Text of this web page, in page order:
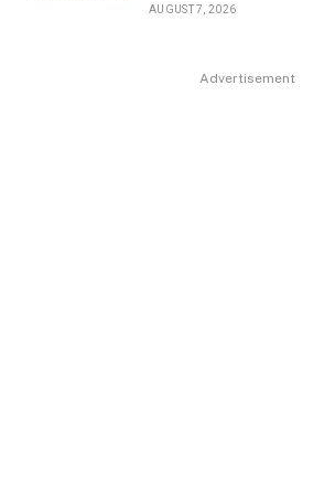
AUGUST 7, 2026
Advertisement